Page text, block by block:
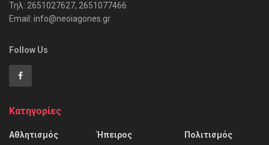
Τηλ: 2651027627, 2651077466
Email: info@neoiagones.gr
Follow Us
Κατηγορίες
Αθλητισμός
Ήπειρος
Πολιτισμός